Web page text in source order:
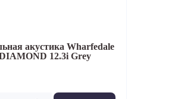
акустика Wharfedale
12.3i Grey